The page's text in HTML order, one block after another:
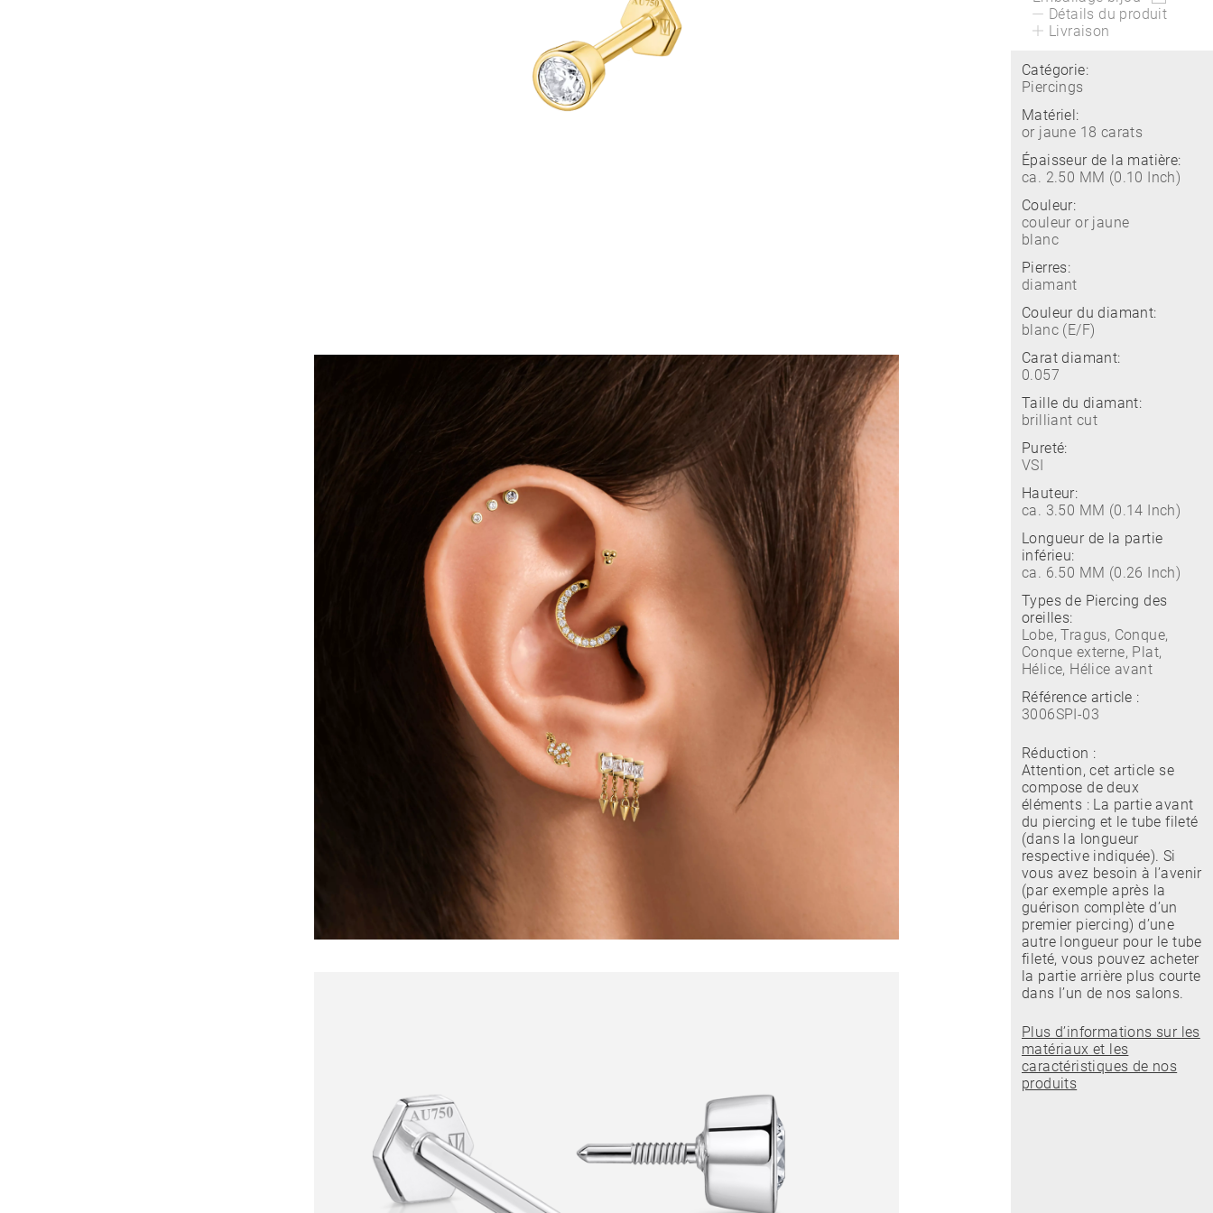
Détails du produit
Catégorie:
Piercings
Matériel:
or jaune 18 carats
Épaisseur de la matière:
ca. 2.50 MM (0.10 Inch)
Couleur:
couleur or jaune
blanc
Pierres:
diamant
Couleur du diamant:
blanc (E/F)
Carat diamant:
0.057
Taille du diamant:
brilliant cut
Pureté:
VSI
Hauteur:
ca. 3.50 MM (0.14 Inch)
Longueur de la partie
inférieu:
ca. 6.50 MM (0.26 Inch)
Types de Piercing des
oreilles:
Lobe, Tragus, Conque,
Conque externe, Plat,
Hélice, Hélice avant
Référence article :
3006SPI-03
Réduction :
Attention, cet article se
compose de deux
éléments : La partie avant
du piercing et le tube fileté
(dans la longueur
respective indiquée). Si
vous avez besoin à l’avenir
(par exemple après la
guérison complète d’un
premier piercing) d’une
autre longueur pour le tube
fileté, vous pouvez acheter
la partie arrière plus courte
dans l’un de nos salons.
Plus d’informations sur les
matériaux et les
caractéristiques de nos
produits
Livraison